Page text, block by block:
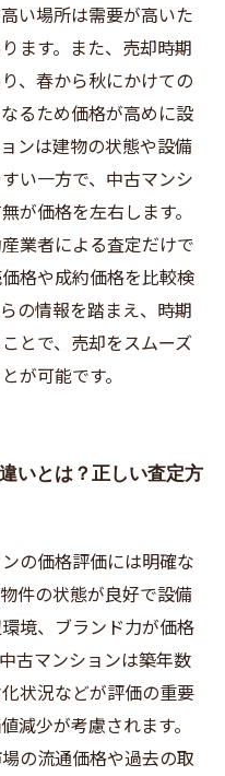
い場所は需要が高いた
ます。また、売却時期
、春から秋にかけての
るため価格が高めに設
ンは建物の状態や設備
い一方で、中古マンシ
が価格を左右します。
業者による査定だけで
格や成約価格を比較検
の情報を踏まえ、時期
とで、売却をスムーズ
が可能です。
いとは？正しい査定方
の価格評価には明確な
件の状態が良好で設備
境、ブランド力が価格
古マンションは築年数
状況などが評価の重要
減少が考慮されます。
の流通価格や過去の取